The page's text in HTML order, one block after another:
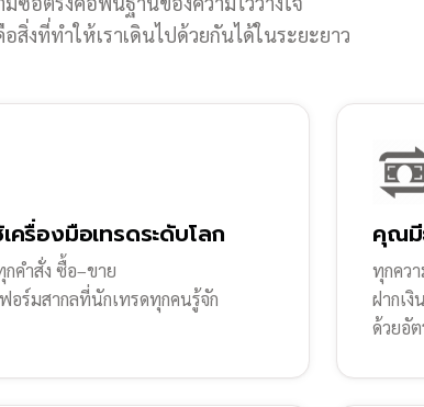
อสิ่งที่ทำให้เราเดินไปด้วยกันได้ในระยะยาว
ครื่องมือเทรดระดับโลก
คำสั่ง ซื้อ–ขาย
ร์มสากลที่นักเทรดทุกคนรู้จัก
คุณมี
ทุกควา
ฝากเงิ
ด้วยอั